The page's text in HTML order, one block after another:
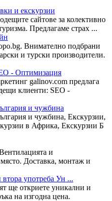
и екскурзии
сайтове за колективно
Предлагаме страх ...
Внимателно подбрани
и турски производители.
- Oптимизация
galinov.com предлага
клиенти: SEO -
и чужбина
и чужбина, Екскурзии,
в Африка, Екскурзии Б
и
Доставка, монтаж и
употреба Ун ...
ще откриете уникални и
на изгодна цена.